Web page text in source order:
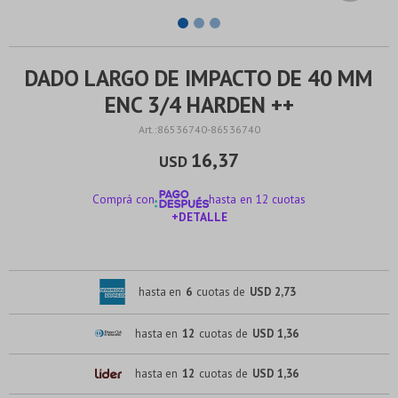
DADO LARGO DE IMPACTO DE 40 MM
ENC 3/4 HARDEN ++
86536740-86536740
USD 16,37
Comprá con
hasta en 12 cuotas
+DETALLE
hasta en 6 cuotas de USD 2,73
hasta en 12 cuotas de USD 1,36
hasta en 12 cuotas de USD 1,36
¡Sumate a la forma más ágil de comprar!
¡Sumate a la forma más ágil de comprar!